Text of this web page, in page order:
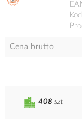
Cena brutto
408 szt